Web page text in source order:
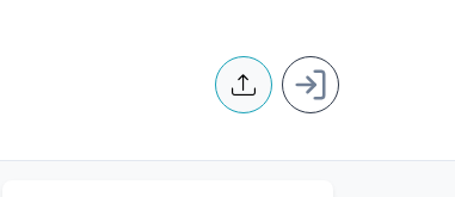
User